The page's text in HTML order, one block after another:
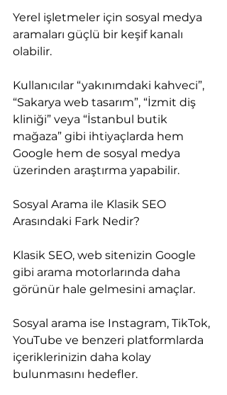
Yerel işletmeler için sosyal medya
aramaları güçlü bir keşif kanalı
olabilir.
Kullanıcılar “yakınımdaki kahveci”,
“Sakarya web tasarım”, “İzmit diş
kliniği” veya “İstanbul butik
mağaza” gibi ihtiyaçlarda hem
Google hem de sosyal medya
üzerinden araştırma yapabilir.
Sosyal Arama ile Klasik SEO
Arasındaki Fark Nedir?
Klasik SEO, web sitenizin Google
gibi arama motorlarında daha
görünür hale gelmesini amaçlar.
Sosyal arama ise Instagram, TikTok,
YouTube ve benzeri platformlarda
içeriklerinizin daha kolay
bulunmasını hedefler.